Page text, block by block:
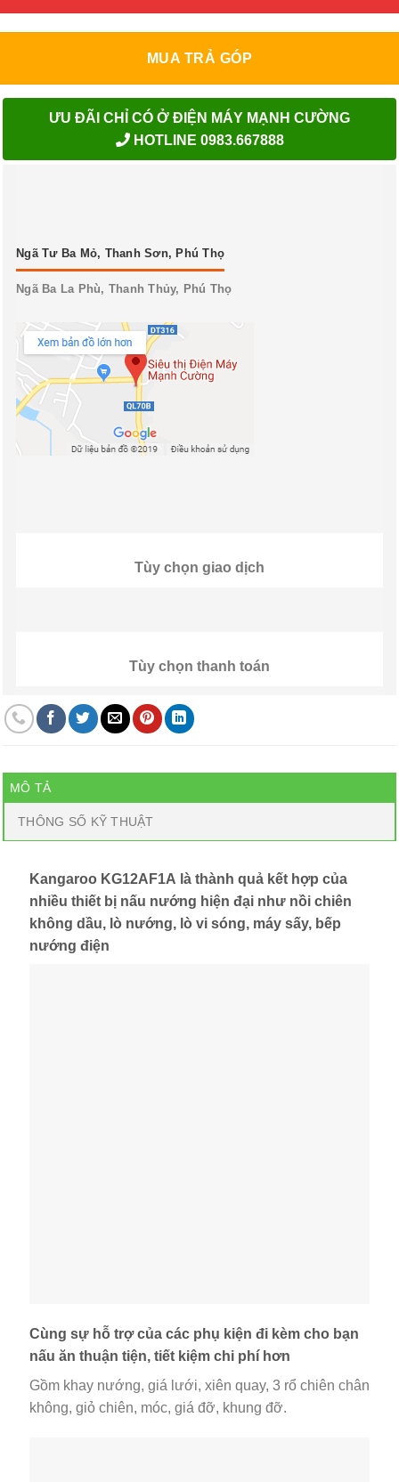
MUA TRẢ GÓP
ƯU ĐÃI CHỈ CÓ Ở ĐIỆN MÁY MẠNH CƯỜNG
HOTLINE 0983.667888
Ngã Tư Ba Mỏ, Thanh Sơn, Phú Thọ
Ngã Ba La Phù, Thanh Thủy, Phú Thọ
Tùy chọn giao dịch
Tùy chọn thanh toán
MÔ TẢ
THÔNG SỐ KỸ THUẬT
Kangaroo KG12AF1A là thành quả kết hợp của
nhiều thiết bị nấu nướng hiện đại như nồi chiên
không dầu, lò nướng, lò vi sóng, máy sấy, bếp
nướng điện
Cùng sự hỗ trợ của các phụ kiện đi kèm cho bạn
nấu ăn thuận tiện, tiết kiệm chi phí hơn
Gồm khay nướng, giá lưới, xiên quay, 3 rổ chiên chân
không, giỏ chiên, móc, giá đỡ, khung đỡ.